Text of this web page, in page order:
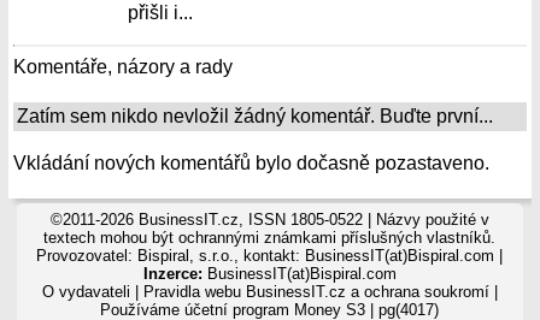
přišli i...
Komentáře, názory a rady
Zatím sem nikdo nevložil žádný komentář. Buďte první...
Vkládání nových komentářů bylo dočasně pozastaveno.
©2011-2026 BusinessIT.cz, ISSN 1805-0522 | Názvy použité v
textech mohou být ochrannými známkami příslušných vlastníků.
Provozovatel: Bispiral, s.r.o., kontakt: BusinessIT(at)Bispiral.com |
Inzerce: BusinessIT(at)Bispiral.com
O vydavateli
Pravidla webu BusinessIT.cz a ochrana soukromí|
Používámeúčetní program Money S3 | pg(4017)